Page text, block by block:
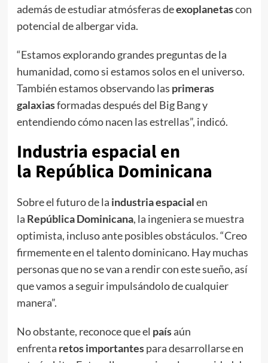
además de estudiar atmósferas deexoplanetascon
potencial de albergar vida.
“Estamos explorando grandes preguntas de la
humanidad, como si estamos solos en el universo.
También estamos observando las primeras
galaxiasformadas después del Big Bang y
entendiendo cómo nacen las estrellas”, indicó.
Industria espacialen
la República Dominicana
Sobre el futuro de la industria espacialen
la República Dominicana, la ingeniera se muestra
optimista, incluso ante posibles obstáculos. “Creo
firmemente en el talento dominicano. Hay muchas
personas que no se van a rendir con este sueño, así
que vamos a seguir impulsándolo de cualquier
manera”.
No obstante, reconoce que el paísaún
enfrenta retos importantespara desarrollarse en